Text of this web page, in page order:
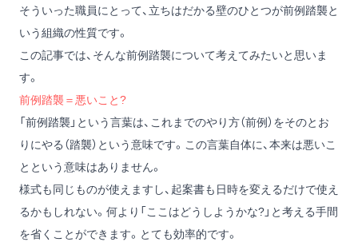
そういった職員にとって、立ちはだかる壁のひとつが前例踏襲と
いう組織の性質です。
この記事では、そんな前例踏襲について考えてみたいと思いま
す。
前例踏襲＝悪いこと?
「前例踏襲」という言葉は、これまでのやり方（前例）をそのとお
りにやる（踏襲）という意味です。この言葉自体に、本来は悪いこ
とという意味はありません。
様式も同じものが使えますし、起案書も日時を変えるだけで使え
るかもしれない。何より「ここはどうしようかな?」と考える手間
を省くことができます。とても効率的です。